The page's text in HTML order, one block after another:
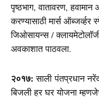
पृष्ठभाग, वातावरण,
करण्यासाठी मार्स
जिओसायन्स /
अवकाशात पाठवला.
२०१७: साली पंतप्रधान
बिजली हर घर योजना